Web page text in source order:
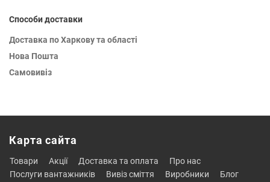
Способи доставки
Доставка по Харкову та області
Нова Пошта
Самовивіз
Карта сайта
товари акції доставка та оплата
про нас
послуги вантажників
вивіз сміття виробники
блог